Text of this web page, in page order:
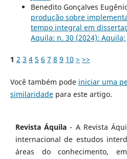
Benedito Gonçalves
produção sobre
tempo integral em
Aquila: n. 30 (2024): Aquila;
1 2 3 4 5 6 7 8 9 10 > >>
Você também pode iniciar uma
similaridadepara este artigo.
Revista Áquila - A Revista
internacional de estudos
áreas do conhecimento,